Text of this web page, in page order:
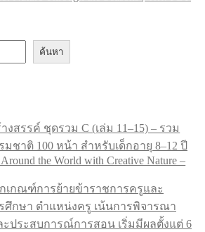
ค้นหา
งสรรค์ ชุดรวม C (เล่ม 11–15) – รวม
ชาติ 100 หน้า สำหรับเด็กอายุ 8–12 ปี
the World with Creative Nature –
เกณฑ์การย้ายข้าราชการครูและ
ศึกษา ตำแหน่งครู เน้นการพิจารณา
ะประสบการณ์การสอน เริ่มมีผลตั้งแต่ 6